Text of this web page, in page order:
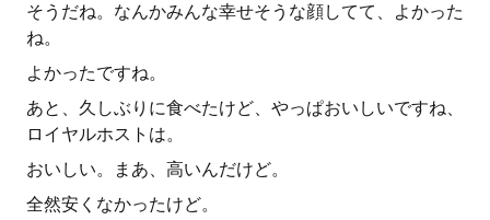
そうだね。なんかみんな幸せそうな顔してて、よかった
ね。
よかったですね。
あと、久しぶりに食べたけど、やっぱおいしいですね、
ロイヤルホストは。
おいしい。まあ、高いんだけど。
全然安くなかったけど。